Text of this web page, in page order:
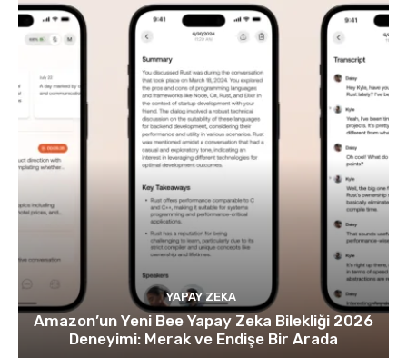
YAPAY ZEKA
Amazon’un Yeni Bee Yapay Zeka Bilekliği 2026
Deneyimi: Merak ve Endişe Bir Arada